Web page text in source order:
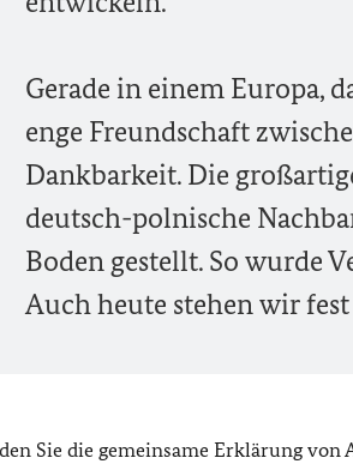
Gerade in einem Europa,
enge Freundschaft
Dankbarkeit. Die
deutsch-polnische
Boden gestellt. So wurde
Auch heute stehen wir
Sie die gemeinsame Erklärung